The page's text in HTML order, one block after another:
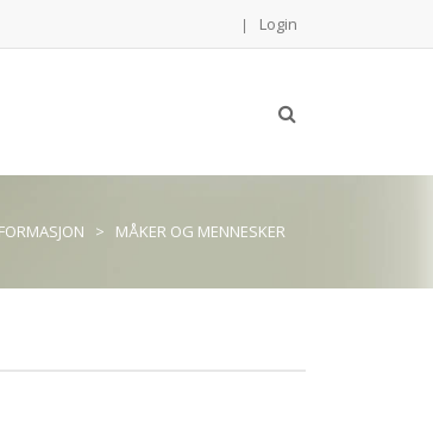
Login
> MÅKER OG MENNESKER